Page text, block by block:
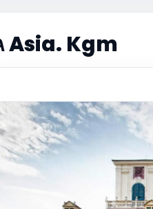
גלה Asia. Kgm